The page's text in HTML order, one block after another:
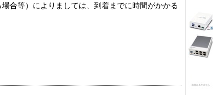
合等）によりましては、到着までに時間がかかる